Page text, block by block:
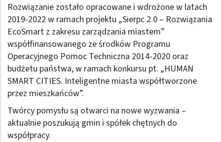
Rozwiązanie zostało opracowane i wdrożone w latach
2019-2022 w ramach projektu „Sierpc 2.0 – Rozwiązania
EcoSmart z zakresu zarządzania miastem”
współfinansowanego ze środków Programu
Operacyjnego Pomoc Techniczna 2014-2020 oraz
budżetu państwa, w ramach konkursu pt. „HUMAN
SMART CITIES. Inteligentne miasta współtworzone
przez mieszkańców”.
Twórcy pomysłu są otwarci na nowe wyzwania –
aktualnie poszukują gmin i spółek chętnych do
współpracy.